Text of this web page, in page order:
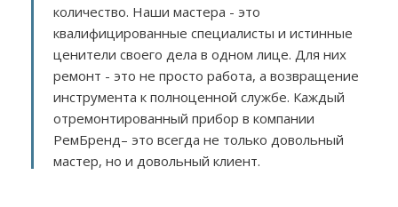
количество. Наши мастера - это
квалифицированные специалисты и истинные
ценители своего дела в одном лице. Для них
ремонт - это не просто работа, а возвращение
инструмента к полноценной службе. Каждый
отремонтированный прибор в компании
РемБренд– это всегда не только довольный
мастер, но и довольный клиент.